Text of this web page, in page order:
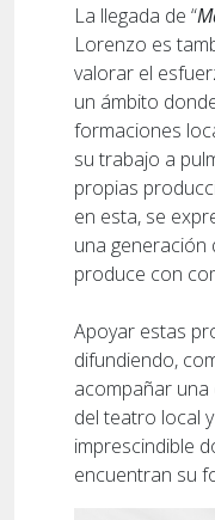
La llegada de “
Lorenzo es
valorar el
un ámbito
formaciones
su trabajo a
propias
en esta, se
una generación
produce con
Apoyar estas
difundiendo,
acompañar una
del teatro local
imprescindible
encuentran su